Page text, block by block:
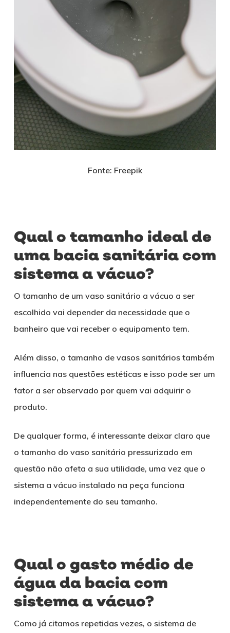
Fonte: Freepik
Qual o tamanho ideal de
uma bacia sanitária com
sistema a vácuo?
O tamanho de um vaso sanitário a vácuo a ser
escolhido vai depender da necessidade que o
banheiro que vai receber o equipamento tem.
Além disso, o tamanho de vasos sanitários também
influencia nas questões estéticas e isso pode ser um
fator a ser observado por quem vai adquirir o
produto.
De qualquer forma, é interessante deixar claro que
o tamanho do vaso sanitário pressurizado em
questão não afeta a sua utilidade, uma vez que o
sistema a vácuo instalado na peça funciona
independentemente do seu tamanho.
Qual o gasto médio de
água da bacia com
sistema a vácuo?
Como já citamos repetidas vezes, o sistema de